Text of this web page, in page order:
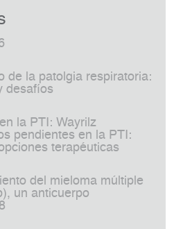
de la patolgia respiratoria:
desafíos
la PTI: Wayrilz
pendientes en la PTI:
terapéuticas
del mieloma múltiple
un anticuerpo